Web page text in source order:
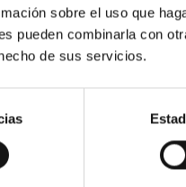
sobre el uso que
pueden combinarla con
de sus servicios.
en enero al gobierno de
la lista de paraísos